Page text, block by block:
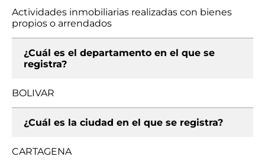
Actividades inmobiliarias realizadas con bienes
propios o arrendados
¿Cuál es el departamento en el que se
registra?
BOLIVAR
¿Cuál es la ciudad en el que se registra?
CARTAGENA